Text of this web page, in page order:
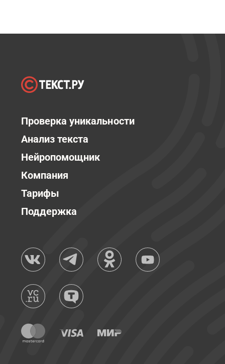
Проверка уникальности
Анализ текста
Нейропомощник
Компания
Тарифы
Поддержка